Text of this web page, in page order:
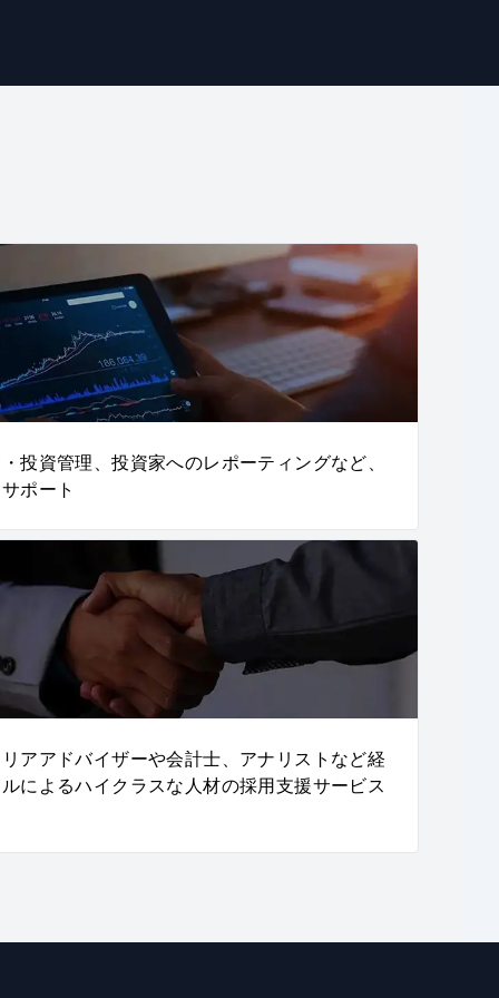
投資管理、投資家へのレポーティングなど、
ポート
アアドバイザーや会計士、アナリストなど経
によるハイクラスな人材の採用支援サービス